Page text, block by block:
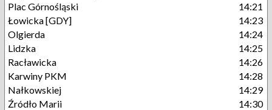
Plac Górnośląski
14:21
Łowicka [GDY]
14:23
Olgierda
14:24
Lidzka
14:25
Racławicka
14:26
Karwiny PKM
14:28
Nałkowskiej
14:29
Źródło Marii
14:30